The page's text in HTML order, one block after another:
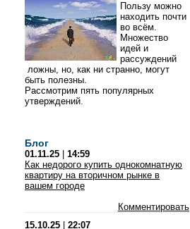
Пользу можно
находить почти
во всём.
Множество
идей и
рассуждений
ложны, но, как ни странно, могут
быть полезны.
Рассмотрим пять популярных
утверждений.
Блог
01.11.25
14:59
Как недорого купить однокомнатную
квартиру на вторичном рынке в
вашем городе
Комментировать
15.10.25
22:07